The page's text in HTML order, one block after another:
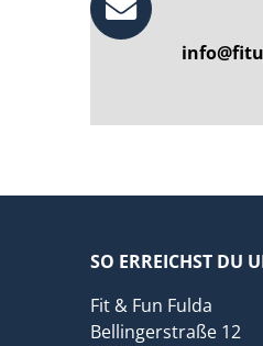
SO ERREICHST DU
Fit & Fun Fulda
Bellingerstraße 12